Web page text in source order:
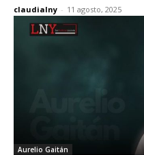
claudialny - 11 agosto, 2025
Aurelio Gaitán